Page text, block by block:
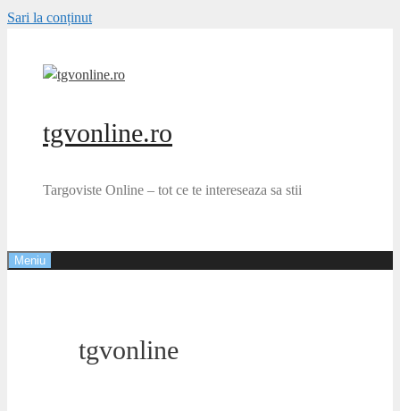
Sari la conținut
tgvonline.ro
Targoviste Online – tot ce te intereseaza sa stii
Meniu
tgvonline